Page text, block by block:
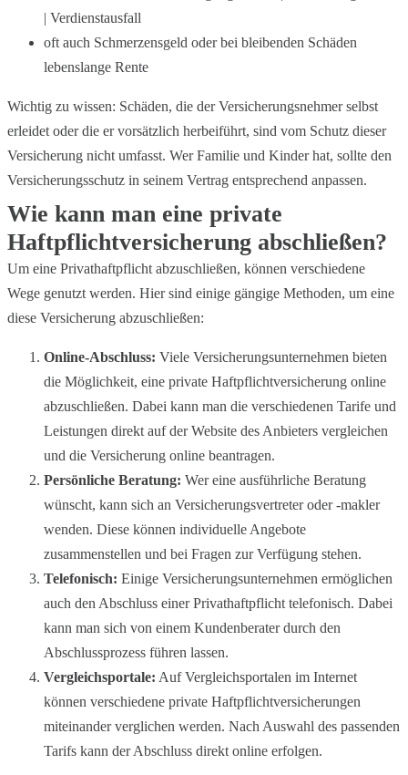
| Verdienstausfall
oft auch Schmerzensgeld oder bei bleibenden Schäden
lebenslange Rente
Wichtig zu wissen: Schäden, die der Versicherungsnehmer selbst
erleidet oder die er vorsätzlich herbeiführt, sind vom Schutz dieser
Versicherung nicht umfasst. Wer Familie und Kinder hat, sollte den
Versicherungsschutz in seinem Vertrag entsprechend anpassen.
Wie kann man eine private
Haftpflichtversicherung abschließen?
Um eine Privathaftpflicht abzuschließen, können verschiedene
Wege genutzt werden. Hier sind einige gängige Methoden, um eine
diese Versicherung abzuschließen:
Online-Abschluss: Viele Versicherungsunternehmen bieten
die Möglichkeit, eine private Haftpflichtversicherung online
abzuschließen. Dabei kann man die verschiedenen Tarife und
Leistungen direkt auf der Website des Anbieters vergleichen
und die Versicherung online beantragen.
Persönliche Beratung: Wer eine ausführliche Beratung
wünscht, kann sich an Versicherungsvertreter oder -makler
wenden. Diese können individuelle Angebote
zusammenstellen und bei Fragen zur Verfügung stehen.
Telefonisch: Einige Versicherungsunternehmen ermöglichen
auch den Abschluss einer Privathaftpflicht telefonisch. Dabei
kann man sich von einem Kundenberater durch den
Abschlussprozess führen lassen.
Vergleichsportale: Auf Vergleichsportalen im Internet
können verschiedene private Haftpflichtversicherungen
miteinander verglichen werden. Nach Auswahl des passenden
Tarifs kann der Abschluss direkt online erfolgen.